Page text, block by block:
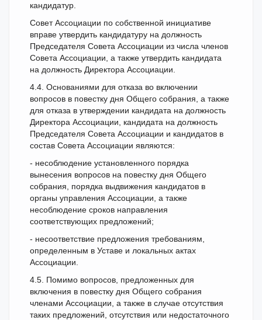
кандидатур.
Совет Ассоциации по собственной инициативе
вправе утвердить кандидатуру на должность
Председателя Совета Ассоциации из числа членов
Совета Ассоциации, а также утвердить кандидата
на должность Директора Ассоциации.
4.4. Основаниями для отказа во включении
вопросов в повестку дня Общего собрания, а также
для отказа в утверждении кандидата на должность
Директора Ассоциации, кандидата на должность
Председателя Совета Ассоциации и кандидатов в
состав Совета Ассоциации являются:
- несоблюдение установленного порядка
вынесения вопросов на повестку дня Общего
собрания, порядка выдвижения кандидатов в
органы управления Ассоциации, а также
несоблюдение сроков направления
соответствующих предложений;
- несоответствие предложения требованиям,
определенным в Уставе и локальных актах
Ассоциации.
4.5. Помимо вопросов, предложенных для
включения в повестку дня Общего собрания
членами Ассоциации, а также в случае отсутствия
таких предложений, отсутствия или недостаточного